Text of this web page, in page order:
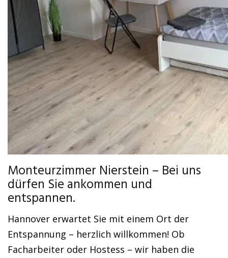
Monteurzimmer Nierstein – Bei uns
dürfen Sie ankommen und
entspannen.
Hannover erwartet Sie mit einem Ort der
Entspannung – herzlich willkommen! Ob
Facharbeiter oder Hostess – wir haben die